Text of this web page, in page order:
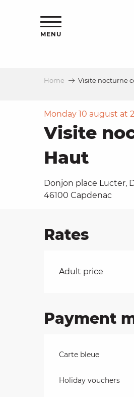
MENU
Home Visite nocturne
Monday 10 august at
Visite
Haut
Donjon place Lucter,
46100 Capdenac
Rates
Rates 2026
Adult price
Payment
Carte bleue
Holiday vouchers